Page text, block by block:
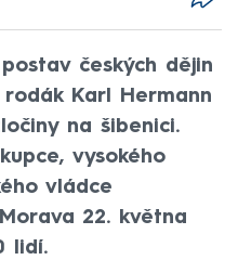
českých dějin
Karl Hermann
na šibenici.
vysokého
vládce
22. května
lidí.